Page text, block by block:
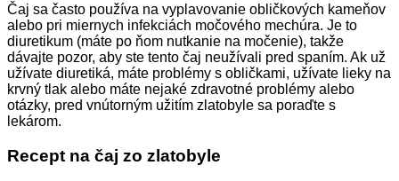
Čaj sa často používa na vyplavovanie obličkových kameňov
alebo pri miernych infekciách močového mechúra. Je to
diuretikum (máte po ňom nutkanie na močenie), takže
dávajte pozor, aby ste tento čaj neužívali pred spaním. Ak už
užívate diuretiká, máte problémy s obličkami, užívate lieky na
krvný tlak alebo máte nejaké zdravotné problémy alebo
otázky, pred vnútorným užitím zlatobyle sa poraďte s
lekárom.
Recept na čaj zo zlatobyle